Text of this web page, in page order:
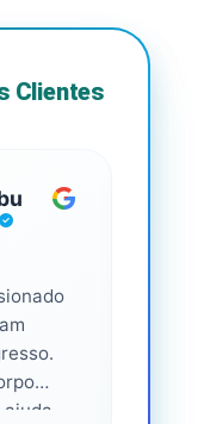
Clientes
ajuda